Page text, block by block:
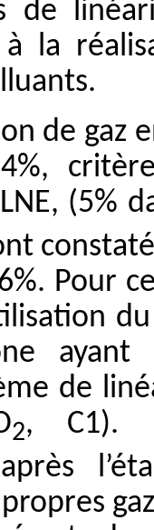
de
à la
de gaz
LNE, (5%
Pour
de
2, C1).